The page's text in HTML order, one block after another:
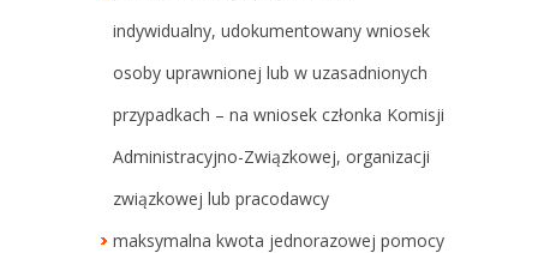
indywidualny, udokumentowany wniosek
osoby uprawnionej lub w uzasadnionych
przypadkach – na wniosek członka Komisji
Administracyjno-Związkowej, organizacji
związkowej lub pracodawcy
maksymalna kwota jednorazowej pomocy